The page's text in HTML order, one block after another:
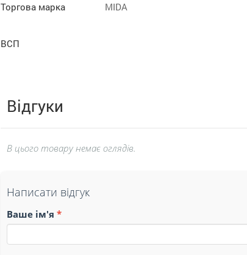
Торгова марка MIDA
ВСП
Відгуки
В цього товару немає оглядів.
Написати відгук
Ваше ім'я